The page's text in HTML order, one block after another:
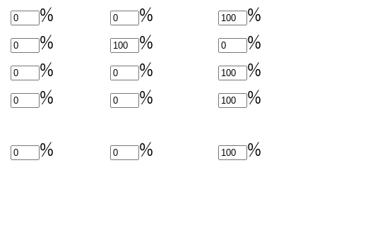
% %
%
% %
%
% %
%
% %
%
% % %